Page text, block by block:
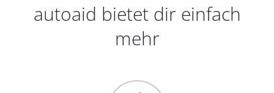
autoaid bietet dir einfach
mehr